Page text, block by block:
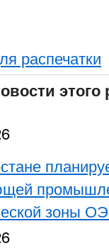
распечатки
этого
зоны